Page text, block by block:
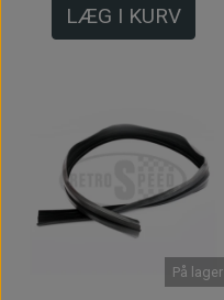
LÆG I KURV
På lager